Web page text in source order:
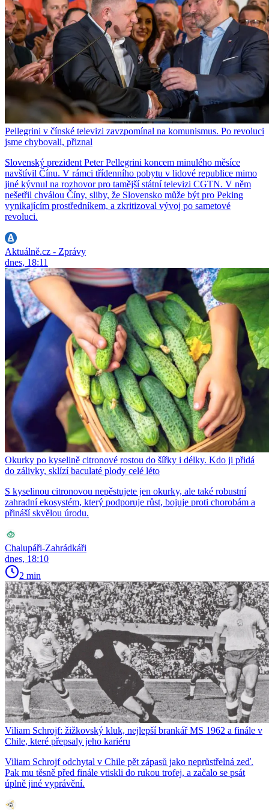
Pellegrini v čínské televizi zavzpomínal na komunismus. Po revoluci
jsme chybovali, přiznal
Slovenský prezident Peter Pellegrini koncem minulého měsíce
navštívil Čínu. V rámci třídenního pobytu v lidové republice mimo
jiné kývnul na rozhovor pro tamější státní televizi CGTN. V něm
nešetřil chválou Číny, sliby, že Slovensko může být pro Peking
vynikajícím prostředníkem, a zkritizoval vývoj po sametové
revoluci.
Aktuálně.cz - Zprávy
dnes, 18:11
Okurky po kyselině citronové rostou do šířky i délky. Kdo ji přidá
do zálivky, sklízí baculaté plody celé léto
S kyselinou citronovou nepěstujete jen okurky, ale také robustní
zahradní ekosystém, který podporuje růst, bojuje proti chorobám a
přináší skvělou úrodu.
Chalupáři-Zahrádkáři
dnes, 18:10
2 min
Viliam Schrojf: žižkovský kluk, nejlepší brankář MS 1962 a finále v
Chile, které přepsaly jeho kariéru
Viliam Schrojf odchytal v Chile pět zápasů jako neprůstřelná zeď.
Pak mu těsně před finále vtiskli do rukou trofej, a začalo se psát
úplně jiné vyprávění.